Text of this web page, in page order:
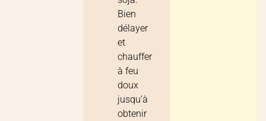
Bien
délayer
et
chauffer
à feu
doux
jusqu’à
obtenir